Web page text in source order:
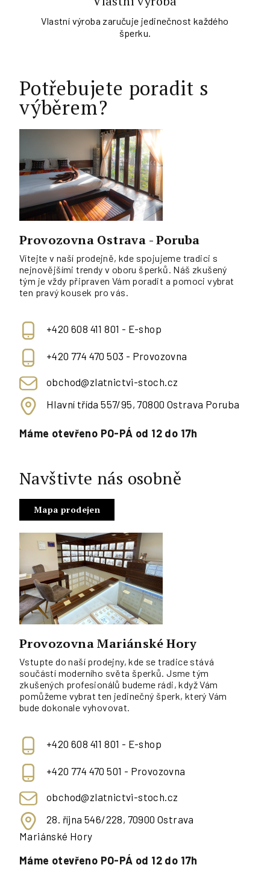
Vlastní výroba zaručuje jedinečnost každého
šperku.
Potřebujete poradit s
výběrem?
Provozovna Ostrava - Poruba
Vítejte v naší prodejně, kde spojujeme tradici s
nejnovějšími trendy v oboru šperků. Náš zkušený
tým je vždy připraven Vám poradit a pomoci vybrat
ten pravý kousek pro vás.
+420 608 411 801 - E-shop
+420 774 470 503 - Provozovna
obchod@zlatnictvi-stoch.cz
Hlavní třída 557/95, 70800 Ostrava Poruba
Máme otevřeno PO-PÁ od 12 do 17h
Navštivte nás osobně
Mapa prodejen
Provozovna Mariánské Hory
Vstupte do naší prodejny, kde se tradice stává
součástí moderního světa šperků. Jsme tým
zkušených profesionálů budeme rádi, když Vám
pomůžeme vybrat ten jedinečný šperk, který Vám
bude dokonale vyhovovat.
+420 608 411 801 - E-shop
+420 774 470 501 - Provozovna
obchod@zlatnictvi-stoch.cz
28. října 546/228, 70900 Ostrava
Mariánské Hory
Máme otevřeno PO-PÁ od 12 do 17h